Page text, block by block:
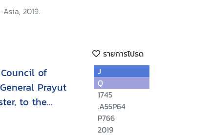
2019.
รายการโปรด
of
Prayut
to the
25 July B.E.
J
Q
1745
.A55P64
P766
2019